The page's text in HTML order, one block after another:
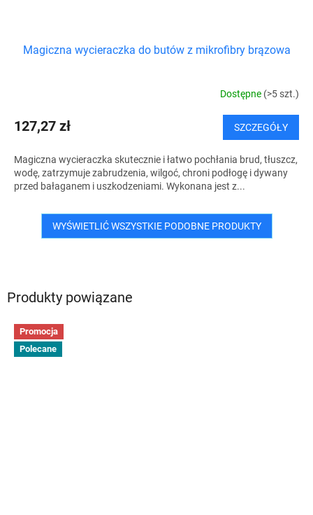
Produkty powiązane
Promocja
Polecane
Magiczna wycieraczka do butów z mikrofibry brązowa
Dostępne (>5 szt.)
127,27 zł SZCZEGÓŁY
Magiczna wycieraczka skutecznie i łatwo pochłania brud, tłuszcz,
wodę, zatrzymuje zabrudzenia, wilgoć, chroni podłogę i dywany
przed bałaganem i uszkodzeniami. Wykonana jest z...
WYŚWIETLIĆ WSZYSTKIE PODOBNE PRODUKTY